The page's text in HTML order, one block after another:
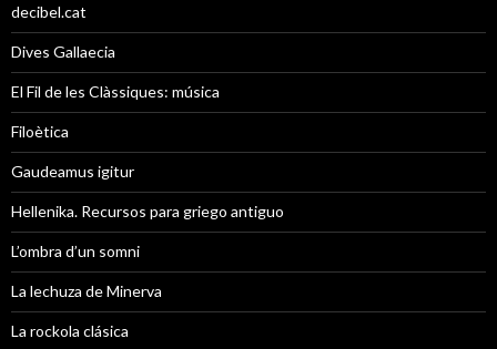
decibel.cat
Dives Gallaecia
El Fil de les Clàssiques: música
Filoètica
Gaudeamus igitur
Hellenika. Recursos para griego antiguo
L’ombra d’un somni
La lechuza de Minerva
La rockola clásica